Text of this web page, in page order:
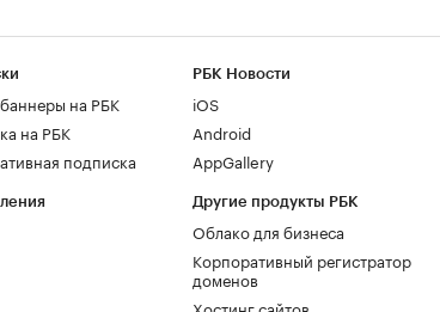
на РБК
на РБК
подписка
РБК Новости
iOS
Android
AppGallery
Другие продукты РБК
Облако для бизнеса
Корпоративный регистратор
доменов
Хостинг сайтов